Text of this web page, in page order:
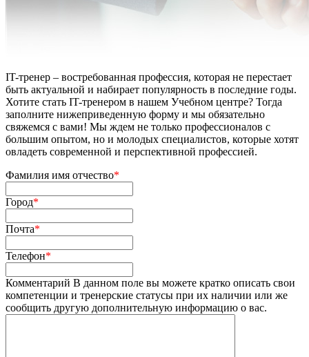
IT-тренер – востребованная профессия, которая не перестает
быть актуальной и набирает популярность в последние годы.
Хотите стать IT-тренером в нашем Учебном центре? Тогда
заполните нижеприведенную форму и мы обязательно
свяжемся с вами! Мы ждем не только профессионалов с
большим опытом, но и молодых специалистов, которые хотят
овладеть современной и перспективной профессией.
Фамилия имя отчество*
Город*
Почта*
Телефон*
Комментарий В данном поле вы можете кратко описать свои
компетенции и тренерские статусы при их наличии или же
сообщить другую дополнительную информацию о вас.